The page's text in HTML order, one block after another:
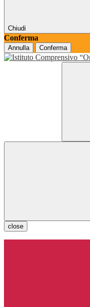
Chiudi
Conferma
Annulla Conferma
close